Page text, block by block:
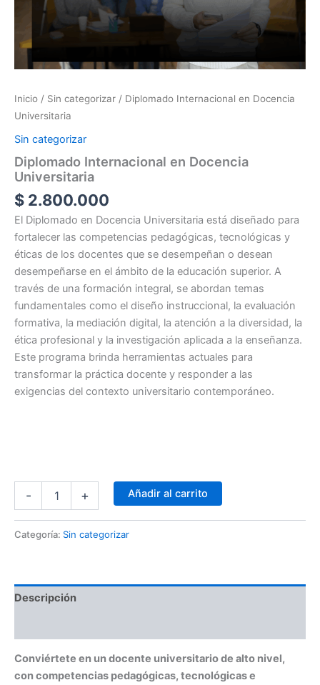
Inicio / Sin categorizar / Diplomado Internacional en Docencia
Universitaria
Sin categorizar
Diplomado Internacional en Docencia
Universitaria
$ 2.800.000
El Diplomado en Docencia Universitaria está diseñado para
fortalecer las competencias pedagógicas, tecnológicas y
éticas de los docentes que se desempeñan o desean
desempeñarse en el ámbito de la educación superior. A
través de una formación integral, se abordan temas
fundamentales como el diseño instruccional, la evaluación
formativa, la mediación digital, la atención a la diversidad, la
ética profesional y la investigación aplicada a la enseñanza.
Este programa brinda herramientas actuales para
transformar la práctica docente y responder a las
exigencias del contexto universitario contemporáneo.
- + Añadir al carrito
Categoría: Sin categorizar
Descripción
Conviértete en un docente universitario de alto nivel,
con competencias pedagógicas, tecnológicas e